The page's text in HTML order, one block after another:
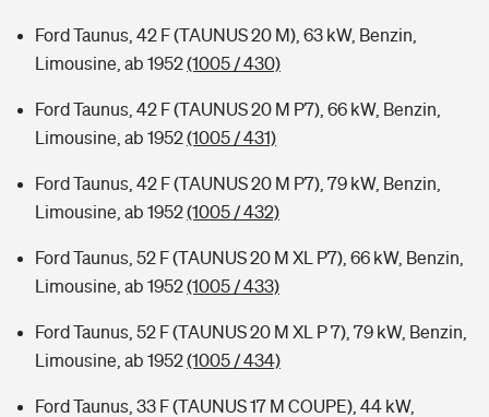
Ford Taunus, 42 F (TAUNUS 20 M), 63 kW, Benzin,
Limousine, ab 1952(1005 / 430)
Ford Taunus, 42 F (TAUNUS 20 M P7), 66 kW, Benzin,
Limousine, ab 1952(1005 / 431)
Ford Taunus, 42 F (TAUNUS 20 M P7), 79 kW, Benzin,
Limousine, ab 1952(1005 / 432)
Ford Taunus, 52 F (TAUNUS 20 M XL P7), 66 kW, Benzin,
Limousine, ab 1952(1005 / 433)
Ford Taunus, 52 F (TAUNUS 20 M XL P 7), 79 kW, Benzin,
Limousine, ab 1952(1005 / 434)
Ford Taunus, 33 F (TAUNUS 17 M COUPE), 44 kW,